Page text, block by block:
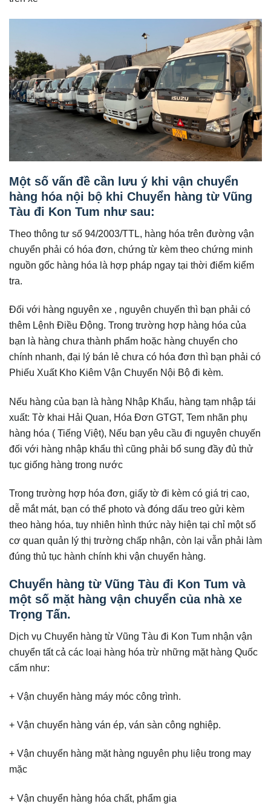
Một số vấn đề cần lưu ý khi vận chuyển
hàng hóa nội bộ khi Chuyển hàng từ Vũng
Tàu đi Kon Tum như sau:
Theo thông tư số 94/2003/TTL, hàng hóa trên đường vận
chuyển phải có hóa đơn, chứng từ kèm theo chứng minh
nguồn gốc hàng hóa là hợp pháp ngay tại thời điểm kiểm
tra.
Đối với hàng nguyên xe , nguyên chuyến thì bạn phải có
thêm Lệnh Điều Động. Trong trường hợp hàng hóa của
bạn là hàng chưa thành phẩm hoặc hàng chuyển cho
chính nhanh, đại lý bán lẻ chưa có hóa đơn thì bạn phải có
Phiếu Xuất Kho Kiêm Vận Chuyển Nội Bộ đi kèm.
Nếu hàng của bạn là hàng Nhập Khẩu, hàng tạm nhập tái
xuất: Tờ khai Hải Quan, Hóa Đơn GTGT, Tem nhãn phụ
hàng hóa ( Tiếng Việt), Nếu bạn yêu cầu đi nguyên chuyến
đối với hàng nhập khẩu thì cũng phải bổ sung đầy đủ thử
tục giống hàng trong nước
Trong trường hợp hóa đơn, giấy tờ đi kèm có giá trị cao,
dễ mắt mát, bạn có thể photo và đóng dấu treo gửi kèm
theo hàng hóa, tuy nhiên hình thức này hiện tại chỉ một số
cơ quan quản lý thị trường chấp nhận, còn lại vẫn phải làm
đúng thủ tục hành chính khi vận chuyển hàng.
Chuyển hàng từ Vũng Tàu đi Kon Tum và
một số mặt hàng vận chuyển của nhà xe
Trọng Tấn.
Dịch vụ Chuyển hàng từ Vũng Tàu đi Kon Tum nhận vận
chuyển tất cả các loại hàng hóa trừ những mặt hàng Quốc
cấm như:
+ Vận chuyển hàng máy móc công trình.
+ Vận chuyển hàng ván ép, ván sàn công nghiệp.
+ Vận chuyển hàng mặt hàng nguyên phụ liệu trong may
mặc
+ Vận chuyển hàng hóa chất, phẩm gia